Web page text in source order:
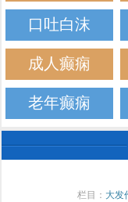
口吐白沫
成人癫痫
老年癫痫
栏目： 大发